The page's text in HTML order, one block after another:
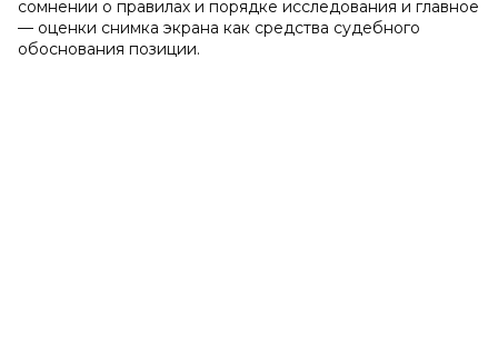
сомнении о правилах и порядке исследования и главное
— оценки снимка экрана как средства судебного
обоснования позиции.